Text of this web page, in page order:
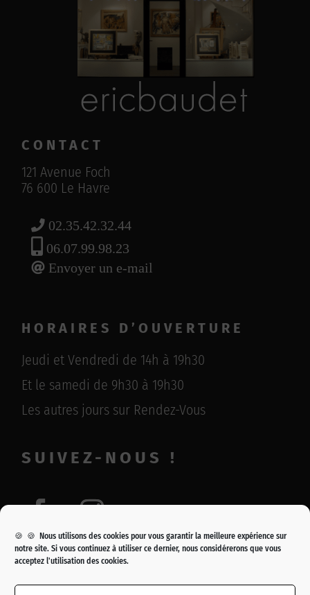
🍪 🍪 Nous utilisons des cookies pour vous garantir la meilleure expérience sur
notre site. Si vous continuez à utiliser ce dernier, nous considérerons que vous
acceptez l'utilisation des cookies.
CONTACT
121 Avenue Foch
76 600 Le Havre
02.35.42.32.44
06.07.99.98.23
Envoyer un e-mail
HORAIRES D’OUVERTURE
Jeudi et Vendredi de 14h à 19h30
Et le samedi de 9h30 à 19h30
Les autres jours sur Rendez-Vous
SUIVEZ-NOUS !